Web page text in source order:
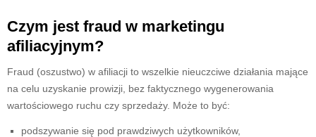
Czym jest fraud w marketingu
afiliacyjnym?
Fraud (oszustwo) w afiliacji to wszelkie nieuczciwe działania mające
na celu uzyskanie prowizji, bez faktycznego wygenerowania
wartościowego ruchu czy sprzedaży. Może to być:
podszywanie się pod prawdziwych użytkowników,